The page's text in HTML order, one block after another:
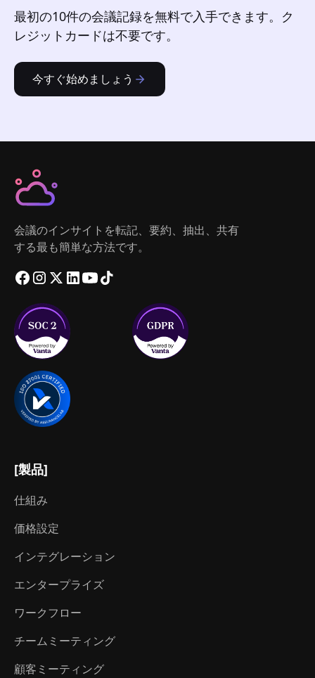
最初の10件の会議記録を無料で入手できます。ク
レジットカードは不要です。
今すぐ始めましょう
会議のインサイトを転記、要約、抽出、共有
する最も簡単な方法です。
[製品]
仕組み
価格設定
インテグレーション
エンタープライズ
ワークフロー
チームミーティング
顧客ミーティング